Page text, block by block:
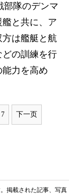
部隊のデンマ
と共に、ア
は艦艇と航
の訓練を行
力を高め
7 下一页
掲載された記事、写真